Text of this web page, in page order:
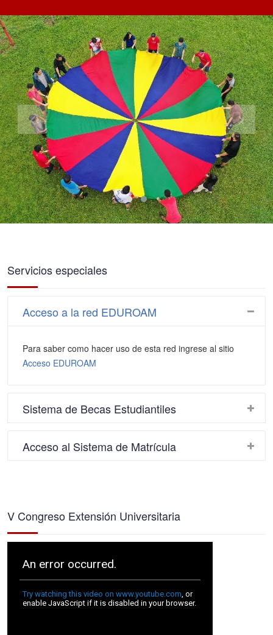
Servicios especiales
Acceso a la red EDUROAM
Para saber como hacer uso de esta red ingrese al sitio
Acceso EDUROAM
Sistema de Becas Estudiantiles
Acceso al Sistema de Matrícula
V Congreso Extensión Universitaria